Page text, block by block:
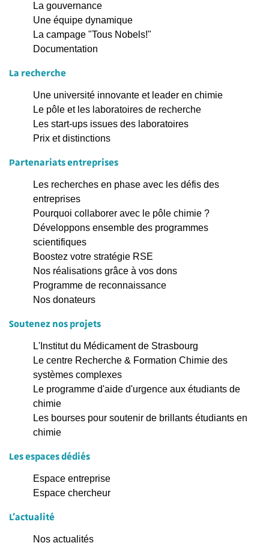
La gouvernance
Une équipe dynamique
La campage "Tous Nobels!"
Documentation
La recherche
Une université innovante et leader en chimie
Le pôle et les laboratoires de recherche
Les start-ups issues des laboratoires
Prix et distinctions
Partenariats entreprises
Les recherches en phase avec les défis des
entreprises
Pourquoi collaborer avec le pôle chimie ?
Développons ensemble des programmes
scientifiques
Boostez votre stratégie RSE
Nos réalisations grâce à vos dons
Programme de reconnaissance
Nos donateurs
Soutenez nos projets
L'Institut du Médicament de Strasbourg
Le centre Recherche & Formation Chimie des
systèmes complexes
Le programme d'aide d'urgence aux étudiants de
chimie
Les bourses pour soutenir de brillants étudiants en
chimie
Les espaces dédiés
Espace entreprise
Espace chercheur
L'actualité
Nos actualités